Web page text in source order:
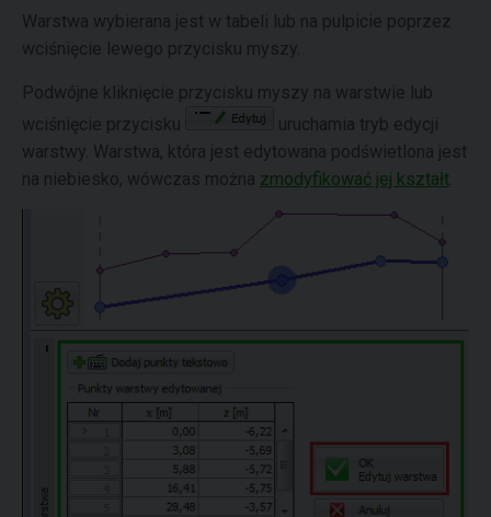
Warstwa wybierana jest w tabeli lub na pulpicie poprzez
wciśnięcie lewego przycisku myszy.
Podwójne kliknięcie przycisku myszy na warstwie lub
wciśnięcie przycisku
uruchamia tryb edycji
warstwy. Warstwa, która jest edytowana podświetlona jest
na niebiesko, wówczas można zmodyfikować jej kształt